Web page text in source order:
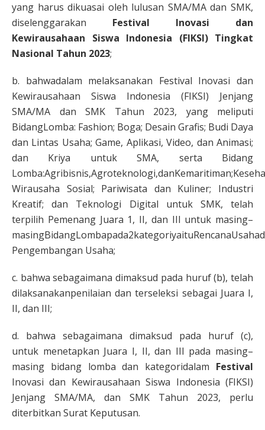
yang harus dikuasai oleh lulusan SMA/MA dan SMK,
diselenggarakan Festival Inovasi dan
Kewirausahaan Siswa Indonesia (FIKSI) Tingkat
Nasional Tahun 2023;
b. bahwadalam melaksanakan Festival Inovasi dan
Kewirausahaan Siswa Indonesia (FIKSI) Jenjang
SMA/MA dan SMK Tahun 2023, yang meliputi
BidangLomba: Fashion; Boga; Desain Grafis; Budi Daya
dan Lintas Usaha; Game, Aplikasi, Video, dan Animasi;
dan Kriya untuk SMA, serta Bidang
Wirausaha Sosial; Pariwisata dan Kuliner; Industri
Kreatif; dan Teknologi Digital untuk SMK, telah
terpilih Pemenang Juara 1, II, dan III untuk masing–
Pengembangan Usaha;
c. bahwa sebagaimana dimaksud pada huruf (b), telah
dilaksanakanpenilaian dan terseleksi sebagai Juara I,
II, dan III;
d. bahwa sebagaimana dimaksud pada huruf (c),
untuk menetapkan Juara I, II, dan III pada masing–
masing bidang lomba dan kategoridalam Festival
Inovasi dan Kewirausahaan Siswa Indonesia (FIKSI)
Jenjang SMA/MA, dan SMK Tahun 2023, perlu
diterbitkan Surat Keputusan.